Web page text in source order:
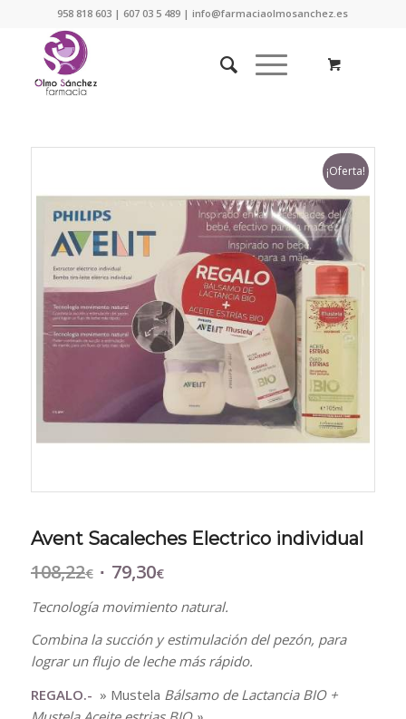
958 818 603 | 607 03 5 489 | info@farmaciaolmosanchez.es
¡Oferta!
Avent Sacaleches Electrico individual
108,22€ El
original
era:
108,22€.
79,30€El
actual
es:
79,30€.
Tecnología movimiento natural.
Combina la succión y estimulación del pezón, para
lograr un flujo de leche más rápido.
REGALO.- » Mustela Bálsamo de Lactancia BIO +